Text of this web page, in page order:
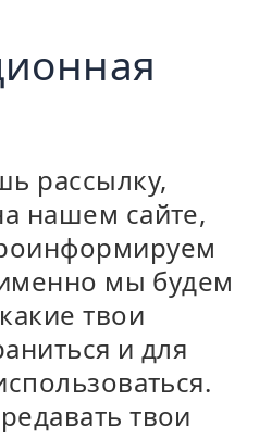
рассылку,
нашем сайте,
мы будем
твои
и для
твои